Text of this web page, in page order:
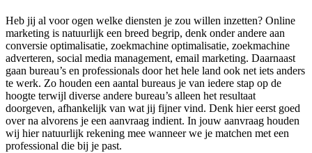
Heb jij al voor ogen welke diensten je zou willen inzetten? Online
marketing is natuurlijk een breed begrip, denk onder andere aan
conversie optimalisatie, zoekmachine optimalisatie, zoekmachine
adverteren, social media management, email marketing. Daarnaast
gaan bureau’s en professionals door het hele land ook net iets anders
te werk. Zo houden een aantal bureaus je van iedere stap op de
hoogte terwijl diverse andere bureau’s alleen het resultaat
doorgeven, afhankelijk van wat jij fijner vind. Denk hier eerst goed
over na alvorens je een aanvraag indient. In jouw aanvraag houden
wij hier natuurlijk rekening mee wanneer we je matchen met een
professional die bij je past.